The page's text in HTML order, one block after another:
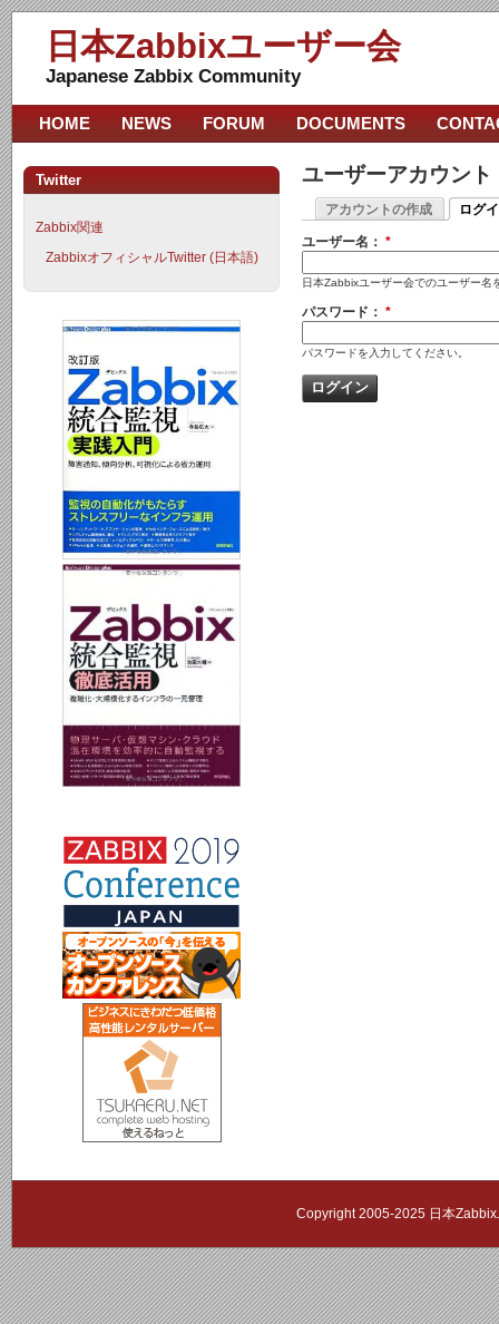
日本Zabbixユーザー会
Japanese Zabbix Community
ユーザーアカウント
アカウントの作成 ログ
ユーザー名： *
日本Zabbixユーザー会でのユーザー名
パスワード： *
パスワードを入力してください。
HOME NEWS FORUM DOCUMENTS
Twitter
Zabbix関連
ZabbixオフィシャルTwitter (日本語)
Copyright 2005-2025 日本